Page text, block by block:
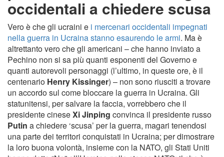
occidentali a chiedere scusa
Vero è che gli ucraini e i mercenari occidentali impegnati
nella guerra in Ucraina stanno esaurendo le armi. Ma è
altrettanto vero che gli americani – che hanno inviato a
Pechino non si sa più quanti esponenti del Governo e
quanti autorevoli personaggi (l’ultimo, in queste ore, è il
centenario Henry Kissinger) – non sono riusciti a trovare
un accordo sul come bloccare la guerra in Ucraina. Gli
statunitensi, per salvare la faccia, vorrebbero che il
presidente cineseXi Jinping convinca il presidente russo
Putin a chiedere ‘scusa’ per la guerra, magari tenendosi
una parte dei territori conquistati in Ucraina; per dimostrare
la loro buona volontà, insieme con la NATO, gli Stati Uniti